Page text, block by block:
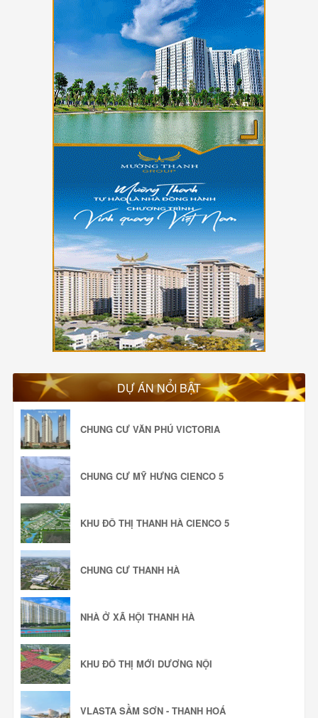
DỰ ÁN NỔI BẬT
CHUNG CƯ VĂN PHÚ VICTORIA
CHUNG CƯ MỸ HƯNG CIENCO 5
KHU ĐÔ THỊ THANH HÀ CIENCO 5
CHUNG CƯ THANH HÀ
NHÀ Ở XÃ HỘI THANH HÀ
KHU ĐÔ THỊ MỚI DƯƠNG NỘI
VLASTA SẦM SƠN - THANH HOÁ